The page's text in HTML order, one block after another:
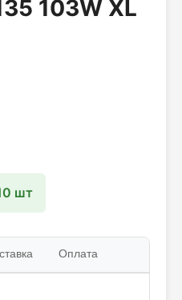
103W XL
шт
Оплата